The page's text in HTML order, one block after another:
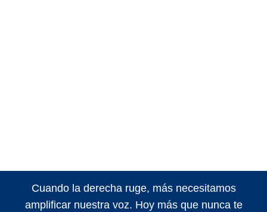
Cuando la derecha ruge, más necesitamos
amplificar nuestra voz. Hoy más que nunca te